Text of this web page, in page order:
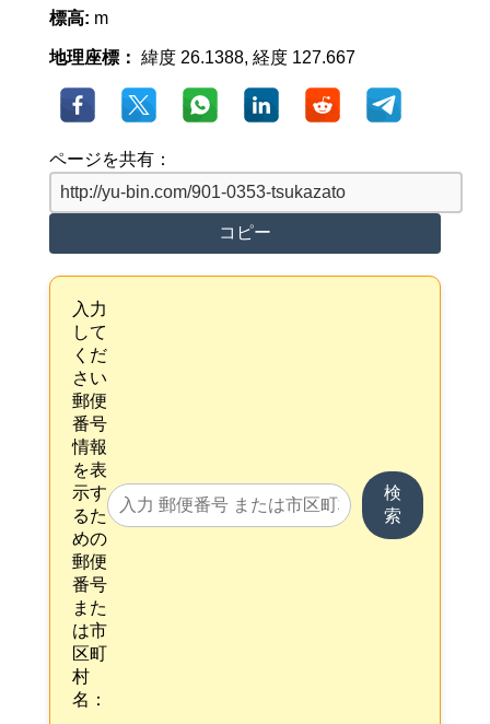
標高: m
地理座標： 緯度 26.1388, 経度 127.667
ページを共有：
コピー
入力
して
くだ
さい
郵便
番号
情報
を表
示す
るた
めの
郵便
番号
また
は市
区町
村
名：
検
索